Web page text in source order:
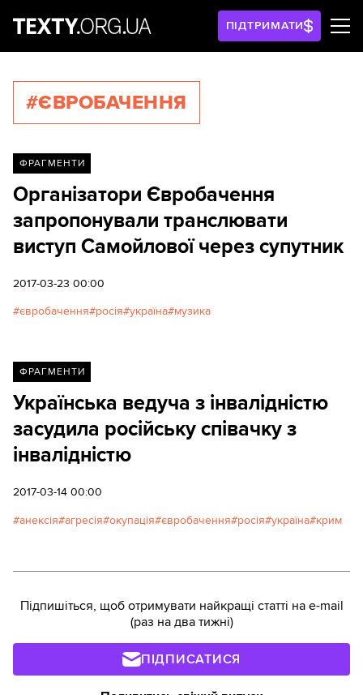
ПІДТРИМАТИ
#ЄВРОБАЧЕННЯ
ФРАГМЕНТИ
Організатори Євробачення
запропонували транслювати
виступ Самойлової через супутник
2017-03-23 00:00
євробачення росія україна музика
ФРАГМЕНТИ
Українська ведуча з інвалідністю
засудила російську співачку з
інвалідністю
2017-03-14 00:00
анексія агресія окупація євробачення росія україна крим
Підпишіться, щоб отримувати найкращі статті на e-mail
(раз на два тижні)
ПІДПИСАТИСЯ